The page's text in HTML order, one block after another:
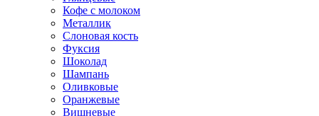
Кофе с молоком
Металлик
Слоновая кость
Фуксия
Шоколад
Шампань
Оливковые
Оранжевые
Вишневые